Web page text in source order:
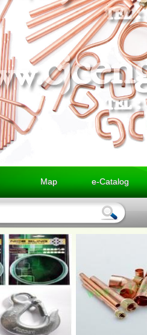
Map e-Catalog